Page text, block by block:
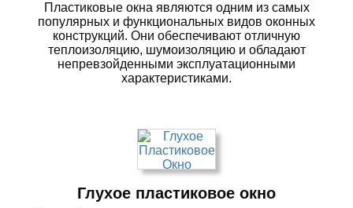
Пластиковые окна являются одним из самых
популярных и функциональных видов оконных
конструкций. Они обеспечивают отличную
теплоизоляцию, шумоизоляцию и обладают
непревзойденными эксплуатационными
характеристиками.
Глухое пластиковое окно